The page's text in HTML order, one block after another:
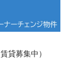
貸募集中）